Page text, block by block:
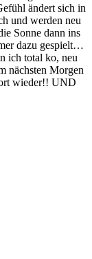
ändert sich in
und werden neu
Sonne dann ins
dazu gespielt…
ich total ko, neu
nächsten Morgen
wieder!! UND